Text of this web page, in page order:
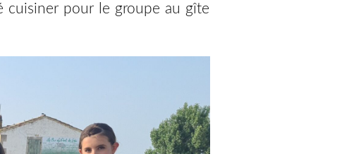
cuisiner pour le groupe au gîte